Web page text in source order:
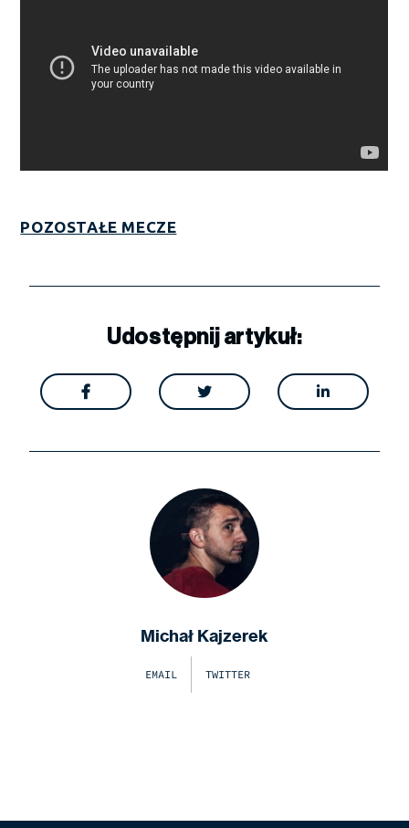
POZOSTAŁE MECZE
Udostępnij artykuł:
  
Michał Kajzerek
EMAIL TWITTER